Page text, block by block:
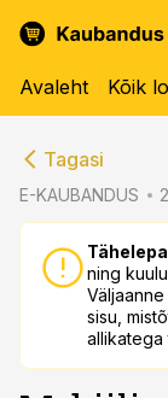
Avaleht Kõik
Tagasi
E-KAUBANDUS
ning
sisu,
allikatega